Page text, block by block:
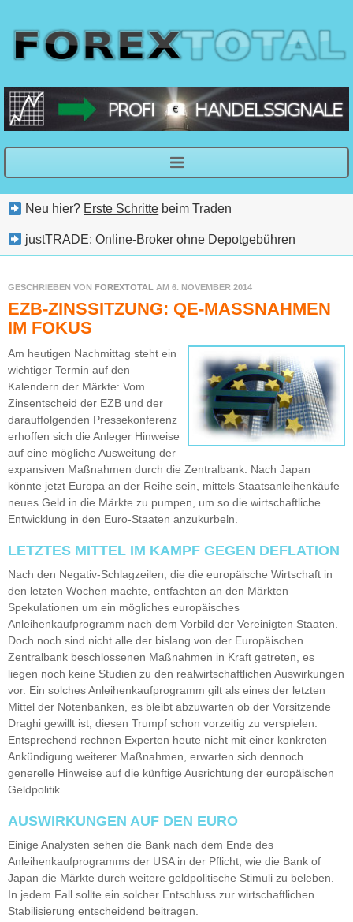
Neu hier? Erste Schritte beim Traden
justTRADE: Online-Broker ohne Depotgebühren
GESCHRIEBEN VON FOREXTOTAL AM 6. NOVEMBER 2014
EZB-ZINSSITZUNG: QE-MASSNAHMEN I
M FOKUS
Am heutigen Nachmittag steht ein
wichtiger Termin auf den
Kalendern der Märkte: Vom
Zinsentscheid der EZB und der
darauffolgenden Pressekonferenz
erhoffen sich die Anleger Hinweise
auf eine mögliche Ausweitung der
expansiven Maßnahmen durch die Zentralbank. Nach Japan
könnte jetzt Europa an der Reihe sein, mittels Staatsanleihenkäufe
neues Geld in die Märkte zu pumpen, um so die wirtschaftliche
Entwicklung in den Euro-Staaten anzukurbeln.
LETZTES MITTEL IM KAMPF GEGEN DEFLATION
Nach den Negativ-Schlagzeilen, die die europäische Wirtschaft in
den letzten Wochen machte, entfachten an den Märkten
Spekulationen um ein mögliches europäisches
Anleihenkaufprogramm nach dem Vorbild der Vereinigten Staaten.
Doch noch sind nicht alle der bislang von der Europäischen
Zentralbank beschlossenen Maßnahmen in Kraft getreten, es
liegen noch keine Studien zu den realwirtschaftlichen Auswirkungen
vor. Ein solches Anleihenkaufprogramm gilt als eines der letzten
Mittel der Notenbanken, es bleibt abzuwarten ob der Vorsitzende
Draghi gewillt ist, diesen Trumpf schon vorzeitig zu verspielen.
Entsprechend rechnen Experten heute nicht mit einer konkreten
Ankündigung weiterer Maßnahmen, erwarten sich dennoch
generelle Hinweise auf die künftige Ausrichtung der europäischen
Geldpolitik.
AUSWIRKUNGEN AUF DEN EURO
Einige Analysten sehen die Bank nach dem Ende des
Anleihenkaufprogramms der USA in der Pflicht, wie die Bank of
Japan die Märkte durch weitere geldpolitische Stimuli zu beleben.
In jedem Fall sollte ein solcher Entschluss zur wirtschaftlichen
Stabilisierung entscheidend beitragen.